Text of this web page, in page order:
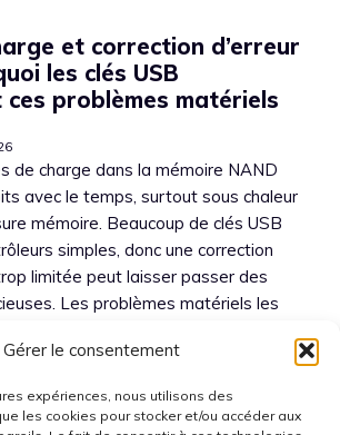
Gérer le consentement
expériences, nous utilisons des
les cookies pour stocker et/ou accéder aux
et correction d’erreur
les clés USB
problèmes matériels
de charge dans la mémoire NAND
avec le temps, surtout sous chaleur
mémoire. Beaucoup de clés USB
simples, donc une correction
limitée peut laisser passer des
Les problèmes matériels les
et alimentation ...Lire la suite